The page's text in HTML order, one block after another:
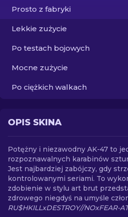
Prosto z fabryki
Lekkie zużycie
Po testach bojowych
Mocne zużycie
Po ciężkich walkach
OPIS SKINA
Potężny i niezawodny AK-47 to
rozpoznawalnych karabinów
Jest najbardziej zabójczy, gdy
kontrolowanymi seriami. To
zdobienie w stylu art brut
zdrowego niegdyś na umyśle
RU$HKILLxDESTROY//NOxFEAR-